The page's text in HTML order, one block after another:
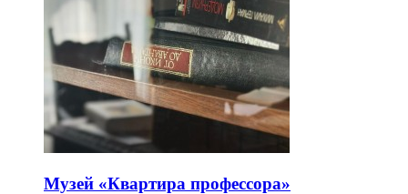
Музей «Квартира профессора»